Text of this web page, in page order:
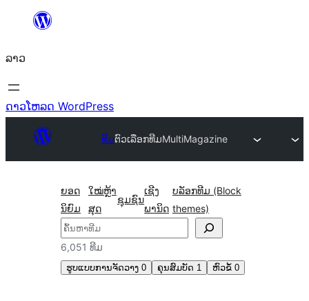
ທີ່
ເນື້ອຫາ
ລາວ
ດາວໂຫລດ WordPress
ທີມຕົວເລືອກທີມMultiMagazine
ຍອດ
ນິຍົມ
ໃໝ່ຫຼ້າ
ສຸດ
ຊຸມຊົນ
ເຊີງ
ພານິດ
ບລັອກທີມ (Block
themes)
ຄົ້ນຫາ
6,051 ທີມ
ຮູບແບບການຈັດວາງ 0 ຄຸນສົມບັດ 1 ຫົວຂໍ້ 0